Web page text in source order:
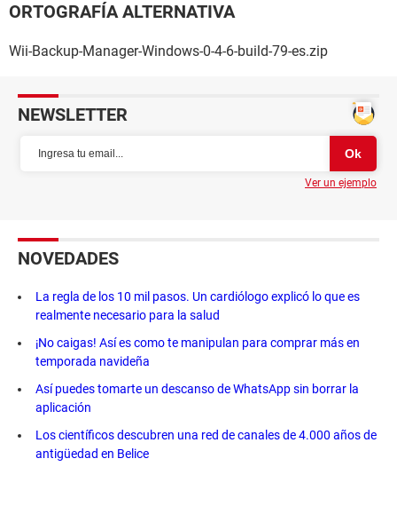
ORTOGRAFÍA ALTERNATIVA
Wii-Backup-Manager-Windows-0-4-6-build-79-es.zip
NEWSLETTER
Ver un ejemplo
NOVEDADES
La regla de los 10 mil pasos. Un cardiólogo explicó lo que es
realmente necesario para la salud
¡No caigas! Así es como te manipulan para comprar más en
temporada navideña
Así puedes tomarte un descanso de WhatsApp sin borrar la
aplicación
Los científicos descubren una red de canales de 4.000 años de
antigüedad en Belice